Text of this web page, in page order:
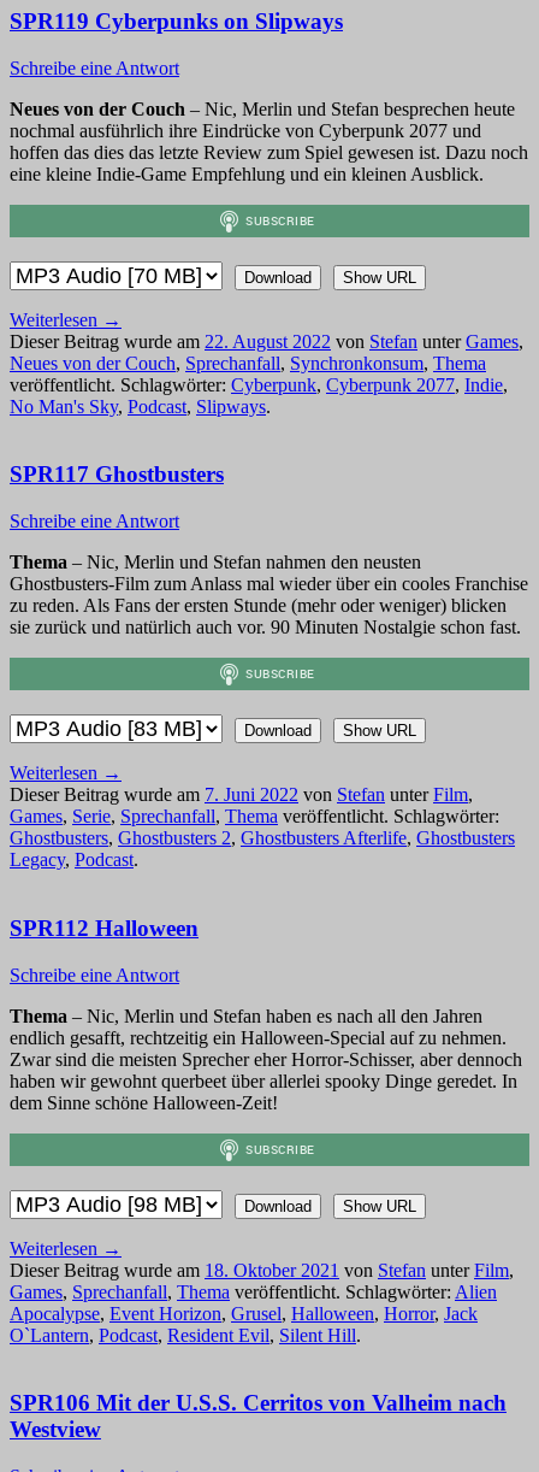
SPR119 Cyberpunks on Slipways
Schreibe eine Antwort
Neues von der Couch – Nic, Merlin und Stefan besprechen heute
nochmal ausführlich ihre Eindrücke von Cyberpunk 2077 und
hoffen das dies das letzte Review zum Spiel gewesen ist. Dazu noch
eine kleine Indie-Game Empfehlung und ein kleinen Ausblick.
Download Show URL
Weiterlesen →
Dieser Beitrag wurde am 22. August 2022 von Stefan unterGames,
Neues von der Couch, Sprechanfall, Synchronkonsum, Thema
veröffentlicht. Schlagwörter: Cyberpunk, Cyberpunk 2077, Indie,
No Man's Sky, Podcast, Slipways.
SPR117 Ghostbusters
Schreibe eine Antwort
Thema – Nic, Merlin und Stefan nahmen den neusten
Ghostbusters-Film zum Anlass mal wieder über ein cooles Franchise
zu reden. Als Fans der ersten Stunde (mehr oder weniger) blicken
sie zurück und natürlich auch vor. 90 Minuten Nostalgie schon fast.
Download Show URL
Weiterlesen →
Dieser Beitrag wurde am 7. Juni 2022 von Stefan unterFilm,
Games, Serie, Sprechanfall, Thema veröffentlicht. Schlagwörter:
Ghostbusters, Ghostbusters 2, Ghostbusters Afterlife, Ghostbusters
Legacy, Podcast.
SPR112 Halloween
Schreibe eine Antwort
Thema – Nic, Merlin und Stefan haben es nach all den Jahren
endlich gesafft, rechtzeitig ein Halloween-Special auf zu nehmen.
Zwar sind die meisten Sprecher eher Horror-Schisser, aber dennoch
haben wir gewohnt querbeet über allerlei spooky Dinge geredet. In
dem Sinne schöne Halloween-Zeit!
Download Show URL
Weiterlesen →
Dieser Beitrag wurde am 18. Oktober 2021 von Stefan unterFilm,
Games, Sprechanfall, Thema veröffentlicht. Schlagwörter: Alien
Apocalypse, Event Horizon, Grusel, Halloween, Horror, Jack
O`Lantern, Podcast, Resident Evil, Silent Hill.
SPR106 Mit der U.S.S. Cerritos von Valheim nach
Westview